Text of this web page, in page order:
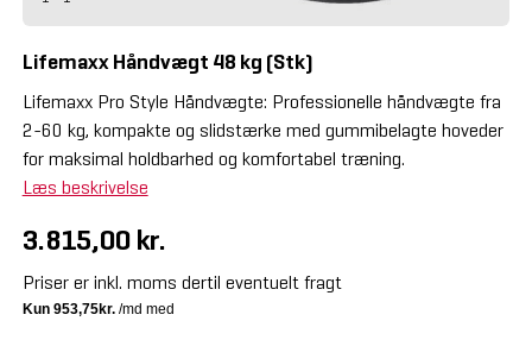
Lifemaxx Håndvægt 48 kg (Stk)
Lifemaxx Pro Style Håndvægte: Professionelle håndvægte fra
2-60 kg, kompakte og slidstærke med gummibelagte hoveder
for maksimal holdbarhed og komfortabel træning.
Læs beskrivelse
3.815,00 kr.
Priser er inkl. moms dertil eventuelt fragt